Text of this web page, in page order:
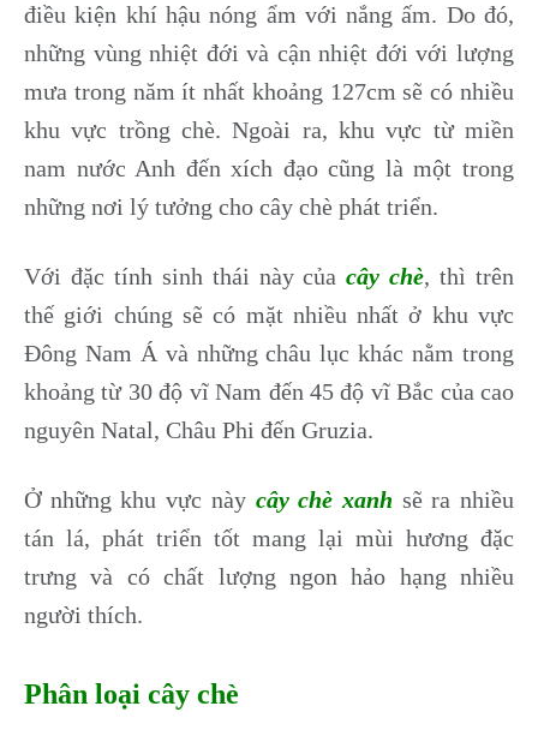
điều kiện khí hậu nóng ẩm với nắng ấm. Do đó,
những vùng nhiệt đới và cận nhiệt đới với lượng
mưa trong năm ít nhất khoảng 127cm sẽ có nhiều
khu vực trồng chè. Ngoài ra, khu vực từ miền
nam nước Anh đến xích đạo cũng là một trong
những nơi lý tưởng cho cây chè phát triển.
Với đặc tính sinh thái này củacây chè, thì trên
thế giới chúng sẽ có mặt nhiều nhất ở khu vực
Đông Nam Á và những châu lục khác nằm trong
khoảng từ 30 độ vĩ Nam đến 45 độ vĩ Bắc của cao
nguyên Natal, Châu Phi đến Gruzia.
Ở những khu vực này cây chè xanh sẽ ra nhiều
tán lá, phát triển tốt mang lại mùi hương đặc
trưng và có chất lượng ngon hảo hạng nhiều
người thích.
Phân loại cây chè